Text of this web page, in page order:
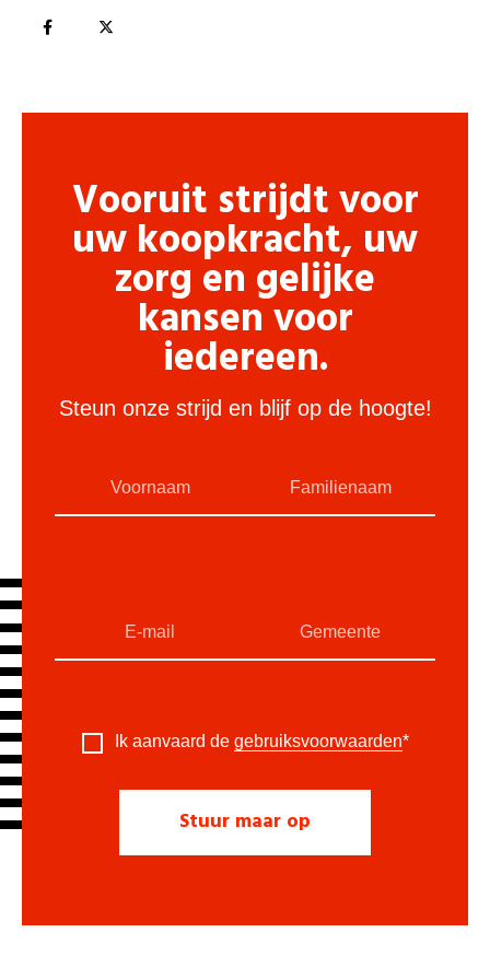
Vooruit strijdt voor
uw koopkracht, uw
zorg en gelijke
kansen voor
iedereen.
Steun onze strijd en blijf op de hoogte!
Ik aanvaard de gebruiksvoorwaarden*